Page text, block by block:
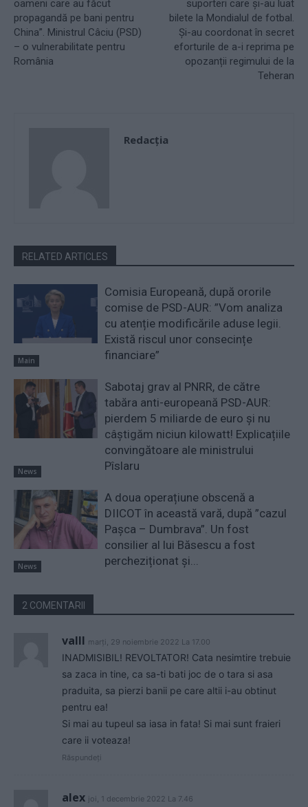
oameni care au făcut
propagandă pe bani pentru
China”. Ministrul Câciu (PSD)
– o vulnerabilitate pentru
România
suporteri care și-au luat
bilete la Mondialul de fotbal.
Și-au coordonat în secret
eforturile de a-i reprima pe
opozanții regimului de la
Teheran
Redacţia
RELATED ARTICLES
Main
Comisia Europeană, după ororile
comise de PSD-AUR: ”Vom analiza
cu atenție modificările aduse legii.
Există riscul unor consecințe
financiare”
News
Sabotaj grav al PNRR, de către
tabăra anti-europeană PSD-AUR:
pierdem 5 miliarde de euro și nu
câștigăm niciun kilowatt! Explicațiile
convingătoare ale ministrului
Pîslaru
News
A doua operațiune obscenă a
DIICOT în această vară, după ”cazul
Pașca – Dumbrava”. Un fost
consilier al lui Băsescu a fost
percheziționat și...
2 COMENTARII
valll marți, 29 noiembrie 2022 La 17.00
INADMISIBIL! REVOLTATOR! Cata nesimtire trebuie
sa zaca in tine, ca sa-ti bati joc de o tara si asa
praduita, sa pierzi banii pe care altii i-au obtinut
pentru ea!
Si mai au tupeul sa iasa in fata! Si mai sunt fraieri
care ii voteaza!
Răspundeți
alex joi, 1 decembrie 2022 La 7.46